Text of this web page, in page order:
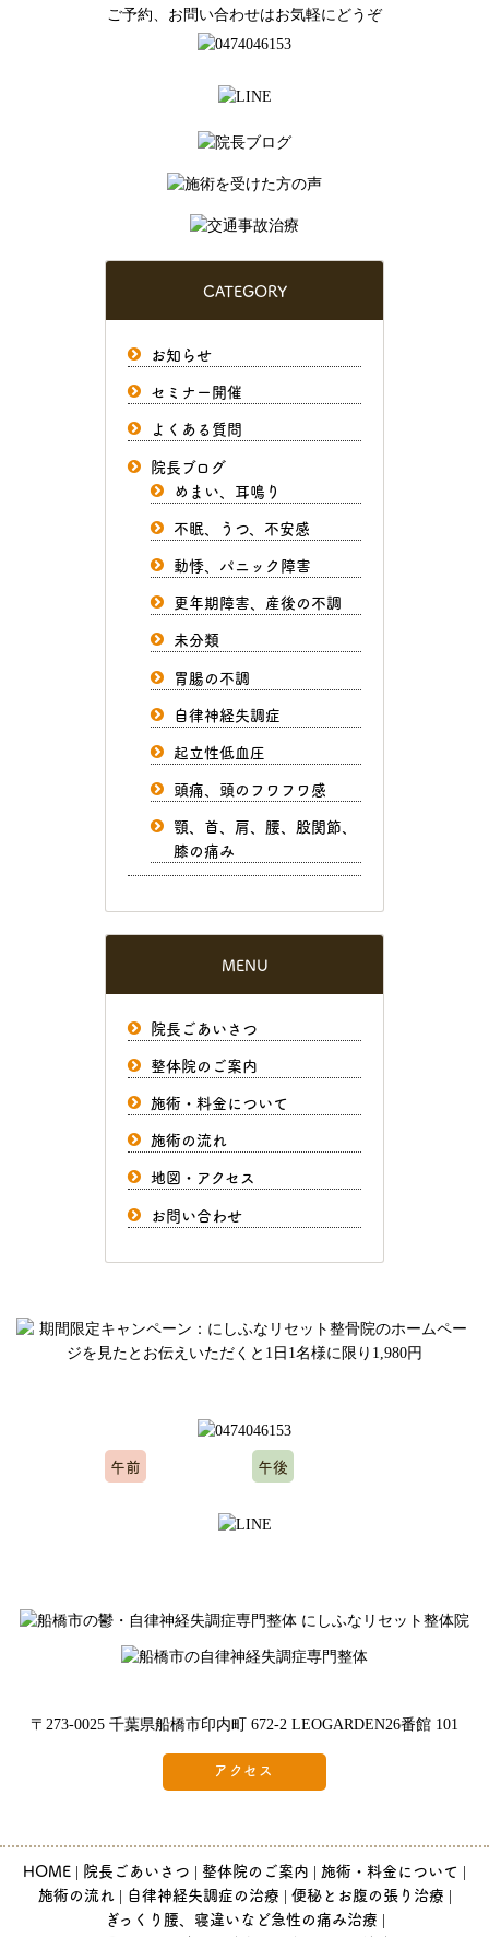
ご予約、お問い合わせはお気軽にどうぞ
CATEGORY
お知らせ
セミナー開催
よくある質問
院長ブログ
めまい、耳鳴り
不眠、うつ、不安感
動悸、パニック障害
更年期障害、産後の不調
未分類
胃腸の不調
自律神経失調症
起立性低血圧
頭痛、頭のフワフワ感
顎、首、肩、腰、股関節、
膝の痛み
MENU
院長ごあいさつ
整体院のご案内
施術・料金について
施術の流れ
地図・アクセス
お問い合わせ
午前 午後
〒273-0025 千葉県船橋市印内町 672-2 LEOGARDEN26番館 101
アクセス
HOME 院長ごあいさつ 整体院のご案内
施術・料金について
施術の流れ
自律神経失調症の治療 便秘とお腹の張り治療
ぎっくり腰、寝違いなど急性の痛み治療